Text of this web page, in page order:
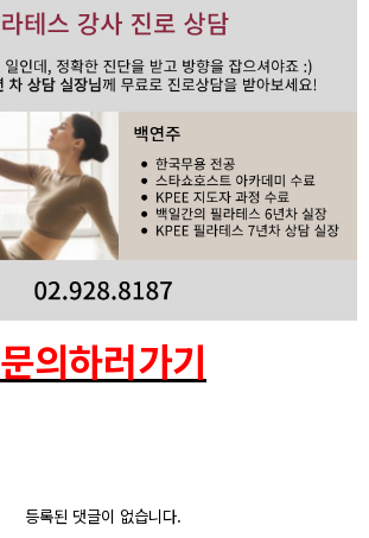
문의하러가기
등록된 댓글이 없습니다.